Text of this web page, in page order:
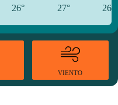
26° 27° 26°
VIENTO